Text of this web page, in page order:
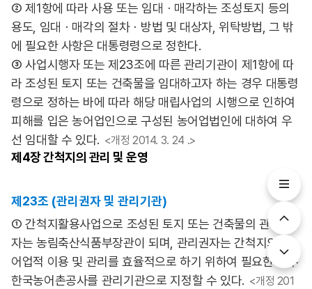
② 제1항에 따라 사용 또는 임대ㆍ매각하는 조성토지 등의
용도, 임대ㆍ매각의 절차ㆍ방법 및 대상자, 위탁방법, 그 밖
에 필요한 사항은 대통령령으로 정한다.
③ 사업시행자 또는 제23조에 따른 관리기관이 제1항에 따
라 조성된 토지 또는 건축물을 임대하고자 하는 경우 대통령
령으로 정하는 바에 따라 해당 매립사업의 시행으로 인하여
피해를 입은 농어업인으로 구성된 농어업법인에 대하여 우
선 임대할 수 있다. <개정 2014. 3. 24 .>
제4장간척지의 관리 및 운영
제23조 (관리권자 및 관리기관)
① 간척지활용사업으로 조성된 토지 또는 건축물의 관리권
자는 농림축산식품부장관이 되며, 관리권자는 간척지의 농
어업적 이용 및 관리를 효율적으로 하기 위하여 필요한 경우
한국농어촌공사를 관리기관으로 지정할 수 있다. <개정 201